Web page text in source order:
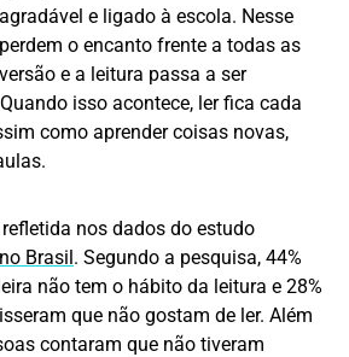
e ligado à escola. Nesse
o encanto frente a todas as
e a leitura passa a ser
isso acontece, ler fica cada
como aprender coisas novas,
nos dados do estudo
Brasil. Segundo a pesquisa, 44%
não tem o hábito da leitura e 28%
que não gostam de ler. Além
contaram que não tiveram